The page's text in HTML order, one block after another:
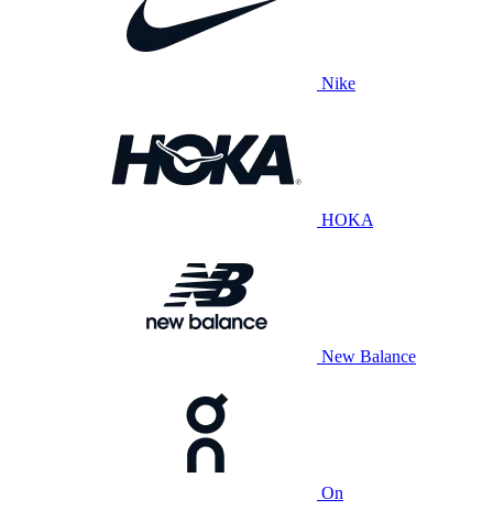
Nike
HOKA
New Balance
On